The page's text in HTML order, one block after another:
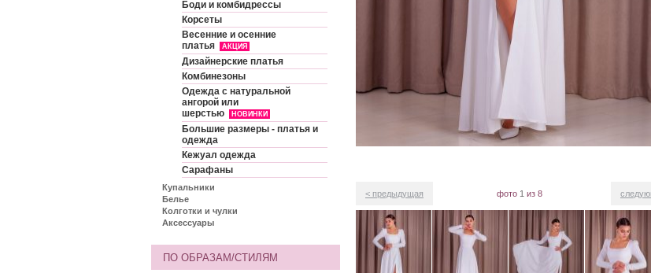
< предыдущая фото 1 из 8
Боди и комбидрессы
Корсеты
Весенние и осенние
платья
АКЦИЯ
Дизайнерские платья
Комбинезоны
Одежда с натуральной
ангорой или
шерстью
НОВИНКИ
Большие размеры - платья и
одежда
Кежуал одежда
Сарафаны
Купальники
Белье
Колготки и чулки
Аксессуары
ПО ОБРАЗАМ/СТИЛЯМ